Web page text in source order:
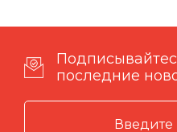
последние